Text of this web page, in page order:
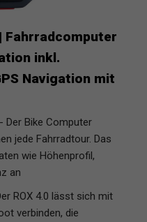
Fahrradcomputer
inkl.
Navigation mit
- Der Bike Computer
jede Fahrradtour. Das
wie Höhenprofil,
an
ROX 4.0 lässt sich mit
verbinden, die